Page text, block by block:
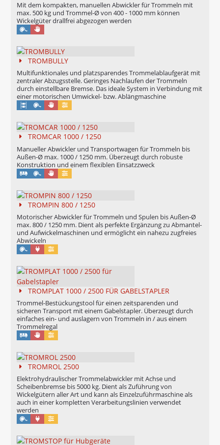
Mit dem kompakten, manuellen Abwickler für Trommeln mit
max. 500 kg und Trommel-Ø von 400 - 1000 mm können
Wickelgüter drallfrei abgezogen werden
Manuell
TROMBULLY
Multifunktionales und platzsparendes Trommelablaufgerät mit
zentraler Abzugsstelle. Geringes Nachlaufen der Trommeln
durch einstellbare Bremse. Das ideale System in Verbindung mit
einer motorischen Umwickel- bzw. Ablängmaschine
Manuell
Konfigurierbar
TROMCAR 1000 / 1250
Manueller Abwickler und Transportwagen für Trommeln bis
Außen-Ø max. 1000 / 1250 mm. Überzeugt durch robuste
Konstruktion und einem flexiblen Einsatzzweck
Manuell
Konfigurierbar
TROMPIN 800 / 1250
Motorischer Abwickler für Trommeln und Spulen bis Außen-Ø
max. 800 / 1250 mm. Dient als perfekte Ergänzung zu Abmantel-
und Aufwickelmaschinen und ermöglicht ein nahezu zugfreies
Abwickeln
Maschinell
Konfigurierbar
TROMPLAT 1000 / 2500 FÜR GABELSTAPLER
Trommel-Bestückungstool für einen zeitsparenden und
sicheren Transport mit einem Gabelstapler. Überzeugt durch
einfaches ein- und auslagern von Trommeln in / aus einem
Trommelregal
Manuell
Konfigurierbar
TROMROL 2500
Elektrohydraulischer Trommelabwickler mit Achse und
Scheibenbremse bis 5000 kg. Dient als Zuführung von
Wickelgütern aller Art und kann als Einzelzuführmaschine als
auch in einer kompletten Verarbeitungslinien verwendet
werden
Maschinell
Konfigurierbar